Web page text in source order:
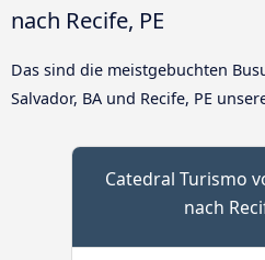
nach Recife, PE
Das sind die meistgebuchten
Salvador, BA und Recife, PE
Catedral Turismo
nach